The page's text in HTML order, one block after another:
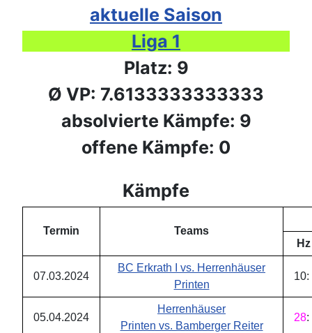
aktuelle Saison
Liga 1
Platz: 9
Ø VP: 7.6133333333333
absolvierte Kämpfe: 9
offene Kämpfe: 0
Kämpfe
Termin
Teams
07.03.2024
BC Erkrath I vs. Herrenhäuser
Printen
10:
05.04.2024
Herrenhäuser
Printen vs. Bamberger Reiter
28: